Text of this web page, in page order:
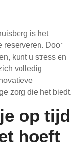
is het
reserveren. Door
kunt u stress en
volledig
zorg die het biedt.
op tijd
hoeft